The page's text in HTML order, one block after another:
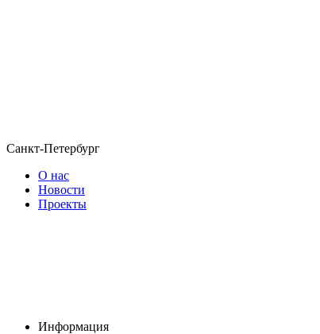
Санкт-Петербург
О нас
Новости
Проекты
Информация